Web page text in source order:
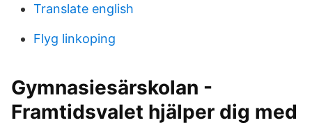
Translate english
Flyg linkoping
Gymnasiesärskolan -
Framtidsvalet hjälper dig med